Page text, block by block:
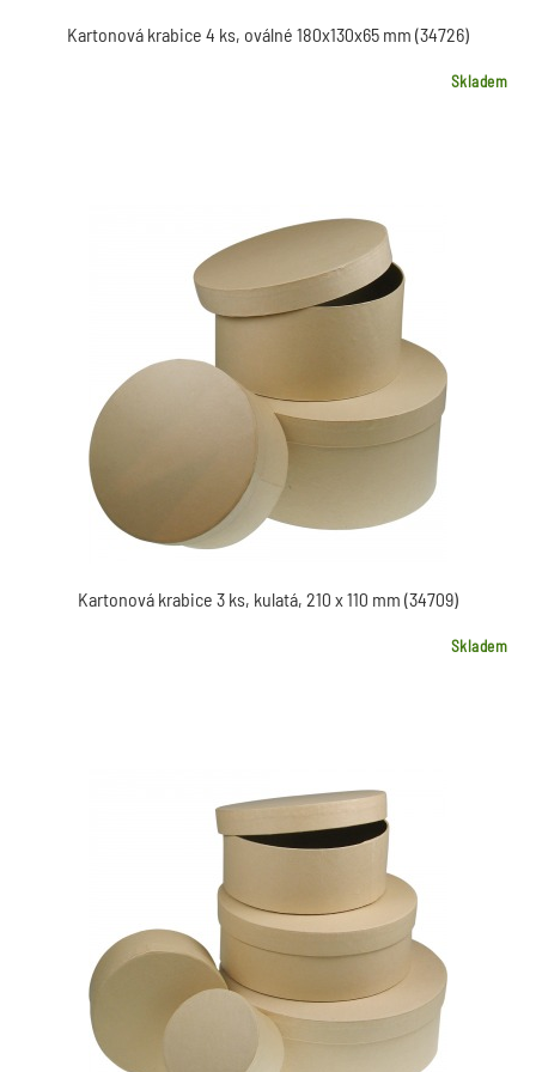
Kartonová krabice 4 ks, oválné 180x130x65 mm (34726)
Skladem
Kartonová krabice 3 ks, kulatá, 210 x 110 mm (34709)
Skladem